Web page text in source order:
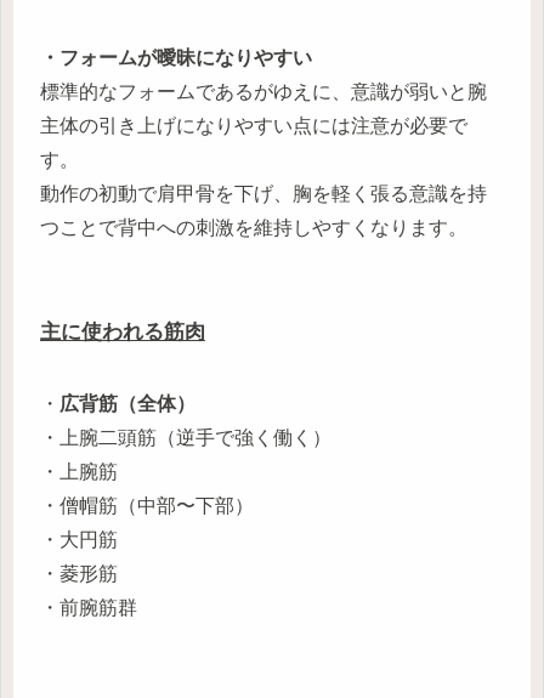
・フォームが曖昧になりやすい
標準的なフォームであるがゆえに、意識が弱いと腕
主体の引き上げになりやすい点には注意が必要で
す。
動作の初動で肩甲骨を下げ、胸を軽く張る意識を持
つことで背中への刺激を維持しやすくなります。
主に使われる筋肉
・ 広背筋（全体）
・上腕二頭筋（逆手で強く働く）
・上腕筋
・僧帽筋（中部〜下部）
・大円筋
・菱形筋
・前腕筋群